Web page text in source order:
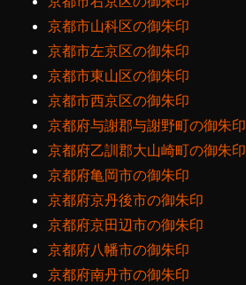
京都市山科区の御朱印
京都市左京区の御朱印
京都市東山区の御朱印
京都市西京区の御朱印
京都府与謝郡与謝野町の御朱印
京都府乙訓郡大山崎町の御朱印
京都府亀岡市の御朱印
京都府京丹後市の御朱印
京都府京田辺市の御朱印
京都府八幡市の御朱印
京都府南丹市の御朱印